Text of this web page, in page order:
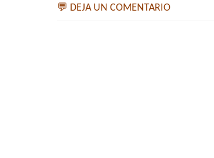
💬 DEJA UN COMENTARIO